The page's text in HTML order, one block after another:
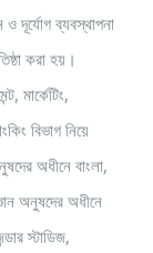
দূর্যোগ ব্যবস্থাপনা
করা হয়।
মার্কেটিং,
বিভাগ নিয়ে
অধীনে বাংলা,
অনুষদের অধীনে
স্টাডিজ,